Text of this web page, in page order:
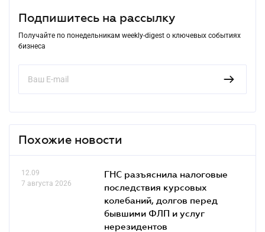
Подпишитесь на рассылку
Получайте по понедельникам weekly-digest о ключевых событиях
бизнеса
Похожие новости
12.09
7 августа 2026
ГНС разъяснила налоговые
последствия курсовых
колебаний, долгов перед
бывшими ФЛП и услуг
нерезидентов